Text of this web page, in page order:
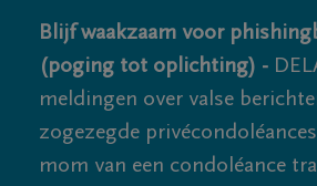
Blijf waakzaam voor
(poging tot oplichting) -
meldingen over valse
zogezegde
mom van een condoléance